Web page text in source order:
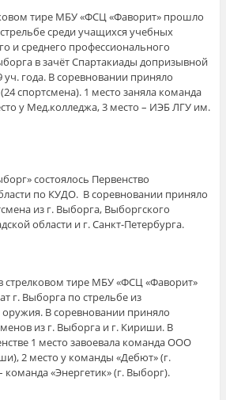
тире МБУ «ФСЦ «Фаворит» прошло
среди учащихся учебных
и среднего профессионального
в зачёт Спартакиады допризывной
года. В соревновании приняло
спортсмена). 1 место заняла команда
у Мед.колледжа, 3 место – ИЭБ ЛГУ им.
состоялось Первенство
по КУДО. В соревновании приняло
из г. Выборга, Выборгского
области и г. Санкт-Петербурга.
стрелковом тире МБУ «ФСЦ «Фаворит»
г. Выборга по стрельбе из
В соревновании приняло
из г. Выборга и г. Кириши. В
1 место завоевала команда ООО
2 место у команды «Дебют» (г.
команда «Энергетик» (г. Выборг).